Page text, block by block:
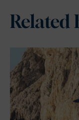
Related